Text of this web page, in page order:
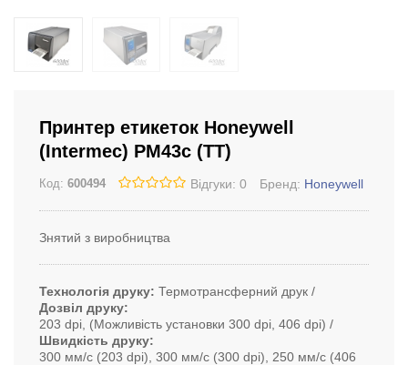
Принтер етикеток Honeywell
(Intermec) PM43c (TT)
Код: 600494 Відгуки: 0 Бренд: Honeywell
Знятий з виробництва
Технологія друку Термотрансферний друк
Дозвіл друку
203 dpi, (Можливість установки 300 dpi, 406 dpi)
Швидкість друку
300 мм/с (203 dpi), 300 мм/с (300 dpi), 250 мм/с (406